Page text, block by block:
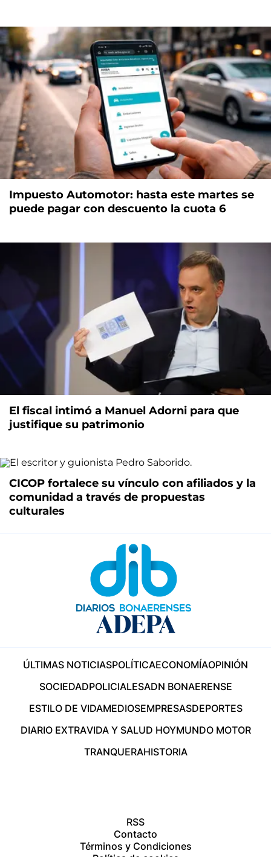
Impuesto Automotor: hasta este martes se
puede pagar con descuento la cuota 6
El fiscal intimó a Manuel Adorni para que
justifique su patrimonio
CICOP fortalece su vínculo con afiliados y la
comunidad a través de propuestas
culturales
ÚLTIMAS NOTICIASPOLÍTICAECONOMÍAOPINIÓN
SOCIEDADPOLICIALESADN BONAERENSE
ESTILO DE VIDAMEDIOSEMPRESASDEPORTES
DIARIO EXTRAVIDA Y SALUD HOYMUNDO MOTOR
TRANQUERAHISTORIA
RSS
Contacto
Términos y Condiciones